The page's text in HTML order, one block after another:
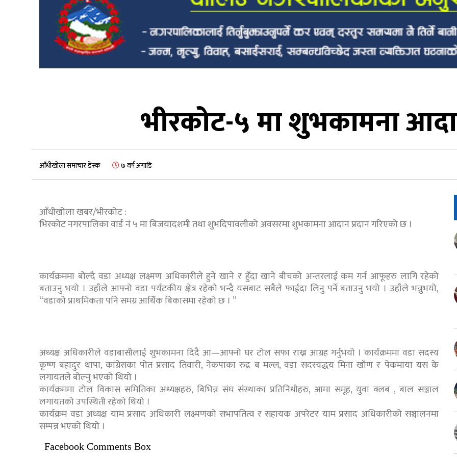
भीरकोट-५ मा शुभकामना
आँधीखोला समाचार डेस्क ७ वर्ष अगाडि
आँधीखोला खबर/भीरकोट :
भिरकोट नगरपालिका वार्ड नं ५ मा बिजयादशमी तथा शुभदिपावलीको अवसरमा शुभकामना आदान प्रदान गरिएको छ ।
कार्यक्रममा बोल्दै वडा अध्यक्ष लक्ष्मण अधिकारीले हुने खाने र हुँदा खाने बीचको अन्तरलाई कम गर्न आफूहरु लागि रहेको
बताउनु भयो । उहाँले आफ्नो वडा पर्यटकीय क्षेत्र रहेको भन्दै यसबाट सबैले फाईदा लिनु पर्ने बताउनु भयो । उहाँले भन्नुभयो,
“वडाको प्राथमिकता पनि समग्र आर्थिक बिकासमा रहेको छ । ”
अध्यक्ष अधिकारीले वडाबासीलाई शुभकामना दिदै आ—आफ्नो घर टोल सफा राख्न आग्रह गर्नुभयो । कार्यक्रममा वडा सदस्य
कृष्ण बहादुर थापा, कांग्रेसका पोत प्रसाद तिवारी, नेकपाका रुद्र ब मल्ल, वडा सदस्यद्धय मिना खाँण र पेकमाया यस के
लगायतले बोल्नु भएको थियो ।
कार्यक्रममा टोल विकास समितिका अध्यक्षहरु, बिभिन्न संघ संस्थाका प्रतिनिधीहरु, आमा समूह, युवा क्लब , बाल सञ्जाल
लगायतको उपस्थिती रहेको थियो ।
कार्यक्रम वडा अध्यक्ष याम प्रसाद अधिकारी लक्ष्मणको सभापतित्व र सहायक अपरेटर याम प्रसाद अधिकारीको सञ्चालनमा
सम्पन्न भएको थियो ।
Facebook Comments Box